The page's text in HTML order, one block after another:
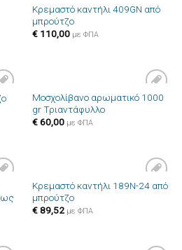
Πρόσθήκη
Κρεμαστό καντήλι 409GN από
μπρούτζο
€110,00 με ΦΠΑ
Πρόσθήκη
Μοσχολίβανο αρωματικό 1000
gr Τριαντάφυλλο
€60,00 με ΦΠΑ
Πρόσθήκη
Κρεμαστό καντήλι 189N-24 από
μπρούτζο
€89,52 με ΦΠΑ